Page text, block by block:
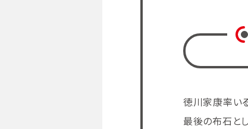
徳川家康率い
最後の布石と